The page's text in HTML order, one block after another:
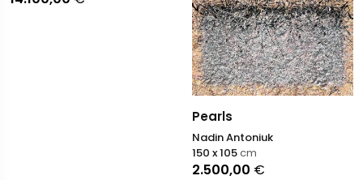
Pearls
Nadin Antoniuk
2.500,00 €
150 x 105cm